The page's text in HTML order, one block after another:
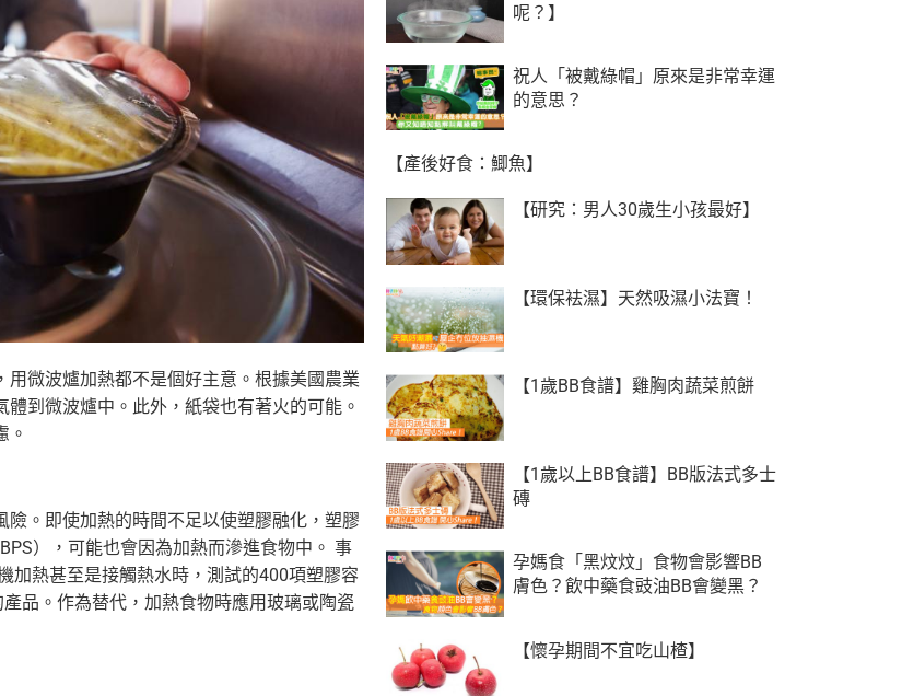
用微波爐加熱都不是個好主意。根據美國農業
體到微波爐中。此外，紙袋也有著火的可能。
。
險。 即使加熱的時間不足以使塑膠融化， 塑膠
BPS），可能也會因為加熱而滲進食物中。 事
加熱甚至是接觸熱水時，測試的400項塑膠容
品。 作為替代，加熱食物時應用玻璃或陶瓷
呢？】
祝人「被戴綠帽」原來是非常幸運
的意思？
【產後好食：鯽魚】
【研究：男人30歲生小孩最好】
【環保袪濕】天然吸濕小法寶！
【1歲BB食譜】雞胸肉蔬菜煎餅
【1歲以上BB食譜】BB版法式多士
磚
孕媽食「黑炆炆」食物會影響BB
膚色？飲中藥食豉油BB會變黑？
【懷孕期間不宜吃山楂】